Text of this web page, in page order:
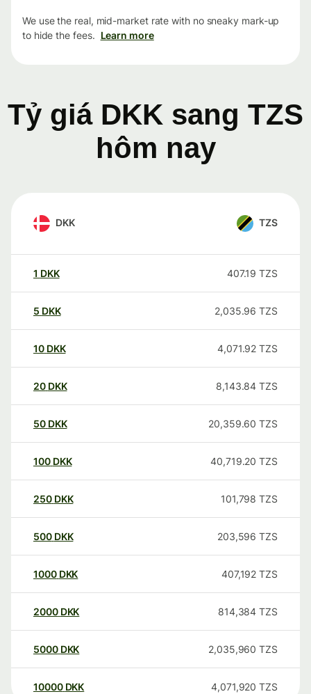
We use the real, mid-market rate with no sneaky mark-up
to hide the fees. Learn more
Tỷ giá DKK sang TZS
hôm nay
DKK TZS
1 DKK 407.19 TZS
5 DKK 2,035.96 TZS
10 DKK 4,071.92 TZS
20 DKK 8,143.84 TZS
50 DKK 20,359.60 TZS
100 DKK 40,719.20 TZS
250 DKK 101,798 TZS
500 DKK 203,596 TZS
1000 DKK 407,192 TZS
2000 DKK 814,384 TZS
5000 DKK 2,035,960 TZS
10000 DKK 4,071,920 TZS